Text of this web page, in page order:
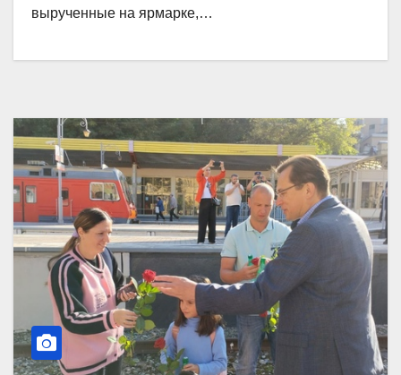
вырученные на ярмарке,…